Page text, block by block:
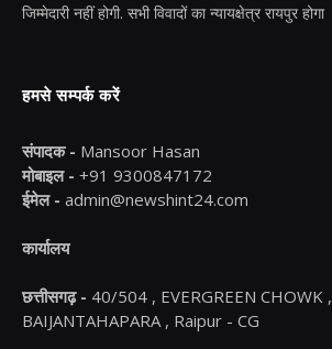
जिम्मेदारी नहीं होगी. सभी विवादों का न्यायक्षेत्र रायपुर होगा
हमसे सम्पर्क करें
संपादक - Mansoor Hasan
मोबाइल - +91 9300847172
ईमेल - admin@newshint24.com
कार्यालय
छत्तीसगढ़ - 40/504 , EVERGREEN CHOWK ,
BAIJANTAHAPARA , Raipur - CG